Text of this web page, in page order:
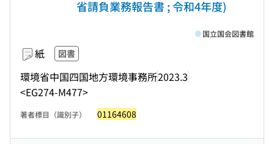
省請負業務報告書 ; 令和4年度)
紙 図書
環境省中国四国地方環境事務所2023.3
<EG274-M477>
国立国会図書館
著者標目（識別子） 01164608